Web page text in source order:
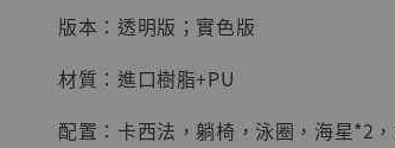
版本：透明版；實色版
材質：進口樹脂+PU
配置：卡西法，躺椅，泳圈，海星*2